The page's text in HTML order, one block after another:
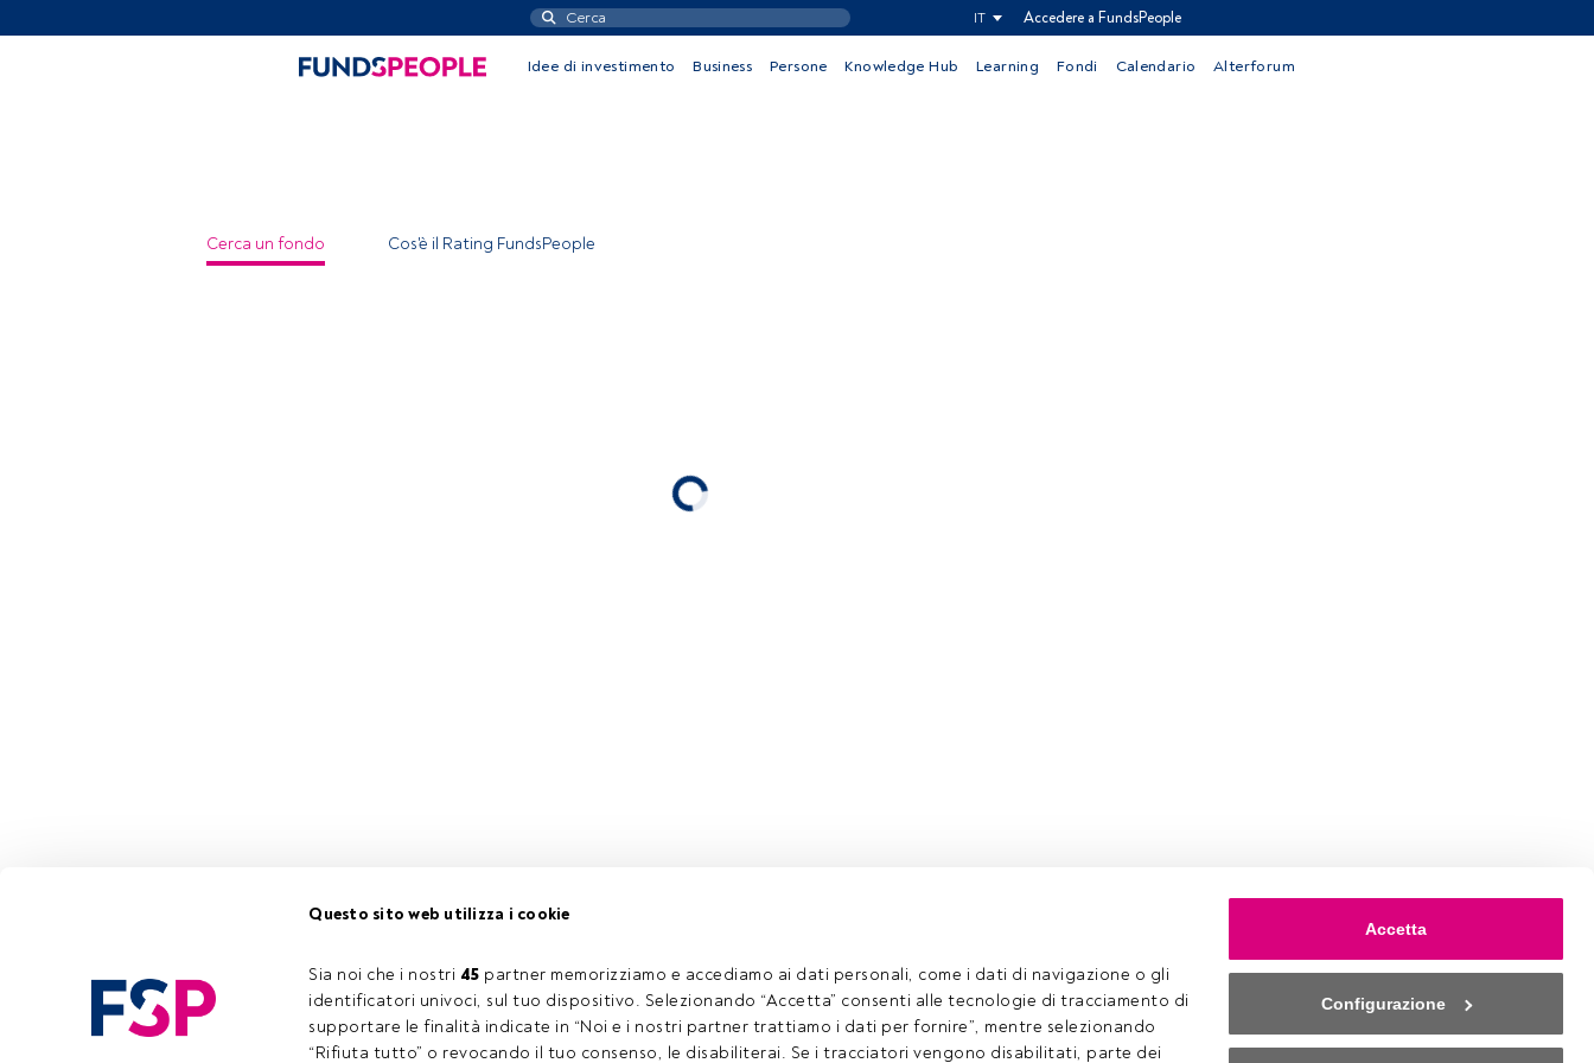
Questo sito web utilizza i cookie
Sia noi che i nostri 45 partner memorizziamo e accediamo ai dati personali, come i dati di navigazione o gli
identificatori univoci, sul tuo dispositivo. Selezionando “Accetta” consenti alle tecnologie di tracciamento di
supportare le finalità indicate in “Noi e i nostri partner trattiamo i dati per fornire”, mentre selezionando
“Rifiuta tutto” o revocando il tuo consenso, le disabiliterai. Se i tracciatori vengono disabilitati, parte dei
Accetta
Configurazione
IT Accedere a FundsPeople
Idee di investimento Business Persone Knowledge Hub Learning Fondi Calendario Alterforum
Cerca un fondo Cos'è il Rating FundsPeople